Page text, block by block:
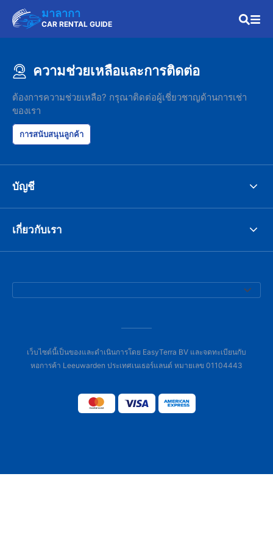
มาลากา
CAR RENTAL GUIDE
ความช่วยเหลือและการติดต่อ
ต้องการความช่วยเหลือ? กรุณาติดต่อผู้เชี่ยวชาญด้านการเช่า
ของเรา
การสนับสนุนลูกค้า
บัญชี
เกี่ยวกับเรา
เว็บไซต์นี้เป็นของและดำเนินการโดย EasyTerra BV และจดทะเบียนกับ
หอการค้า Leeuwarden ประเทศเนเธอร์แลนด์ หมายเลข 01104443